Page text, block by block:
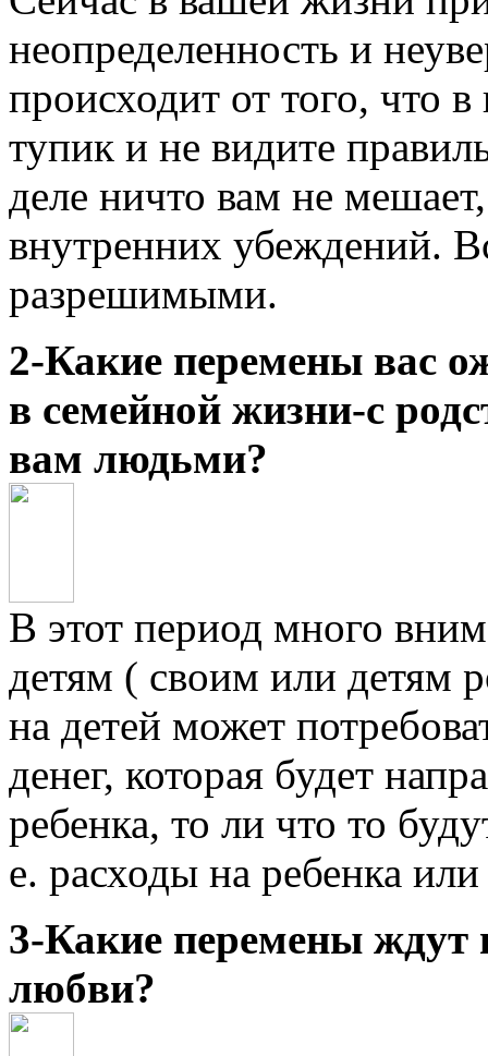
неопределенность и
происходит от того, что
тупик и не видите
деле ничто вам не
внутренних убеждений.
разрешимыми.
2-Какие перемены вас
в семейной жизни-с
вам людьми?
В этот период много
детям ( своим или детям
на детей может
денег, которая будет
ребенка, то ли что то
е. расходы на ребенка
3-Какие перемены ждут
любви?